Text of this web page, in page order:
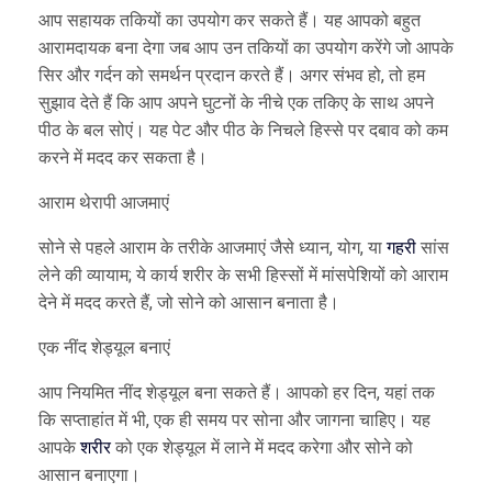
आप सहायक तकियों का उपयोग कर सकते हैं। यह आपको बहुत
आरामदायक बना देगा जब आप उन तकियों का उपयोग करेंगे जो आपके
सिर और गर्दन को समर्थन प्रदान करते हैं। अगर संभव हो, तो हम
सुझाव देते हैं कि आप अपने घुटनों के नीचे एक तकिए के साथ अपने
पीठ के बल सोएं। यह पेट और पीठ के निचले हिस्से पर दबाव को कम
करने में मदद कर सकता है।
आराम थेरापी आजमाएं
सोने से पहले आराम के तरीके आजमाएं जैसे ध्यान, योग, यागहरीसांस
लेने की व्यायाम; ये कार्य शरीर के सभी हिस्सों में मांसपेशियों को आराम
देने में मदद करते हैं, जो सोने को आसान बनाता है।
एक नींद शेड्यूल बनाएं
आप नियमित नींद शेड्यूल बना सकते हैं। आपको हर दिन, यहां तक
कि सप्ताहांत में भी, एक ही समय पर सोना और जागना चाहिए। यह
आपकेशरीरको एक शेड्यूल में लाने में मदद करेगा और सोने को
आसान बनाएगा।